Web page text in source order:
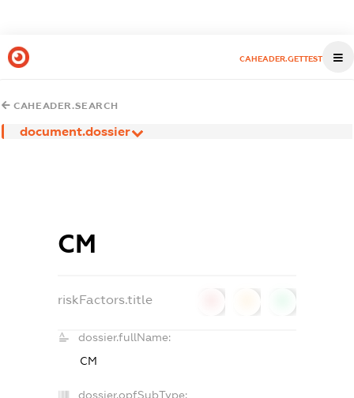
CAHEADER.GETTEST
CAHEADER.SEARCH
document.dossier
СМ
riskFactors.title
dossier.fullName:
СМ
dossier.opfSubType: